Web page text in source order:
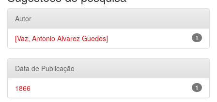
Autor
1
[Vaz, Antonio Alvarez Guedes]
Data de Publicação
1
1866